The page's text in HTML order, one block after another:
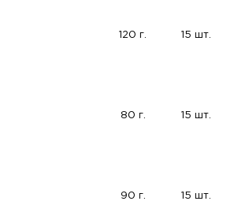
120 г. 15 шт.
80 г. 15 шт.
90 г. 15 шт.